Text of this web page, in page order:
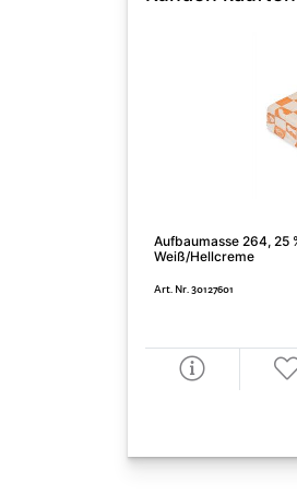
Aufbaumasse 264, 25
Weiß/Hellcreme
Art. Nr. 30127601